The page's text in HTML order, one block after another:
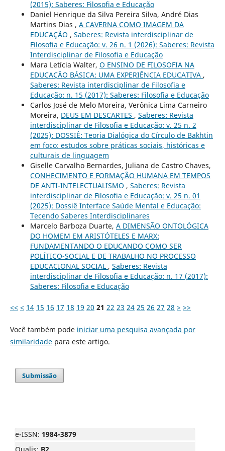
(2015): Saberes: Filosofia e Educação
Daniel Henrique da Silva Pereira Silva, André Dias
Martins Dias , A CAVERNA COMO IMAGEM DA
EDUCAÇÃO , Saberes: Revista interdisciplinar de
Filosofia e Educação: v. 26 n. 1 (2026): Saberes: Revista
Interdisciplinar de Filosofia e Educação
Mara Letícia Walter, O ENSINO DE FILOSOFIA NA
EDUCAÇÃO BÁSICA: UMA EXPERIÊNCIA EDUCATIVA ,
Saberes: Revista interdisciplinar de Filosofia e
Educação: n. 15 (2017): Saberes: Filosofia e Educação
Carlos José de Melo Moreira, Verônica Lima Carneiro
Moreira, DEUS EM DESCARTES , Saberes: Revista
interdisciplinar de Filosofia e Educação: v. 25 n. 2
(2025): DOSSIÊ: Teoria Dialógica do Círculo de Bakhtin
em foco: estudos sobre práticas sociais, históricas e
culturais de linguagem
Giselle Carvalho Bernardes, Juliana de Castro Chaves,
CONHECIMENTO E FORMAÇÃO HUMANA EM TEMPOS
DE ANTI-INTELECTUALISMO , Saberes: Revista
interdisciplinar de Filosofia e Educação: v. 25 n. 01
(2025): Dossiê Interface Saúde Mental e Educação:
Tecendo Saberes Interdisciplinares
Marcelo Barboza Duarte, A DIMENSÃO ONTOLÓGICA
DO HOMEM EM ARISTÓTELES E MARX:
FUNDAMENTANDO O EDUCANDO COMO SER
POLÍTICO-SOCIAL E DE TRABALHO NO PROCESSO
EDUCACIONAL SOCIAL , Saberes: Revista
interdisciplinar de Filosofia e Educação: n. 17 (2017):
Saberes: Filosofia e Educação
<< < 14 15 16 17 18 19 20 21 22 23 24 25 26 27 28 > >>
Você também pode iniciar uma pesquisa avançada por
similaridadepara este artigo.
Submissão
e-ISSN: 1984-3879